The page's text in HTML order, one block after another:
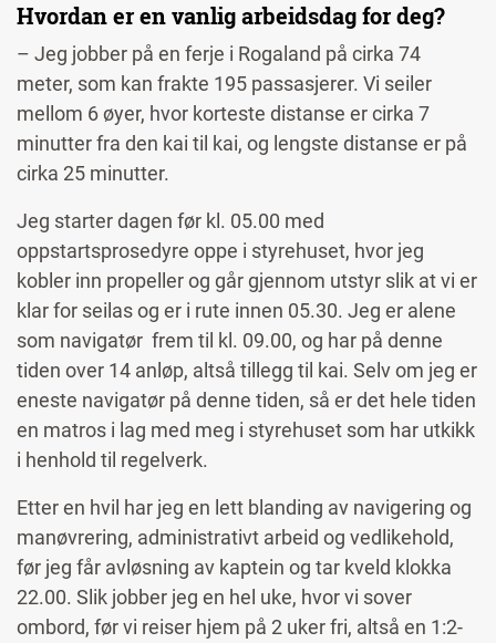
Hvordan er en vanlig arbeidsdag for deg?
– Jeg jobber på en ferje i Rogaland på cirka 74
meter, som kan frakte 195 passasjerer. Vi seiler
mellom 6 øyer, hvor korteste distanse er cirka 7
minutter fra den kai til kai, og lengste distanse er på
cirka 25 minutter.
Jeg starter dagen før kl. 05.00 med
oppstartsprosedyre oppe i styrehuset, hvor jeg
kobler inn propeller og går gjennom utstyr slik at vi er
klar for seilas og er i rute innen 05.30. Jeg er alene
som navigatør frem til kl. 09.00, og har på denne
tiden over 14 anløp, altså tillegg til kai. Selv om jeg er
eneste navigatør på denne tiden, så er det hele tiden
en matros i lag med meg i styrehuset som har utkikk
i henhold til regelverk.
Etter en hvil har jeg en lett blanding av navigering og
manøvrering, administrativt arbeid og vedlikehold,
før jeg får avløsning av kaptein og tar kveld klokka
22.00. Slik jobber jeg en hel uke, hvor vi sover
ombord, før vi reiser hjem på 2 uker fri, altså en 1:2-